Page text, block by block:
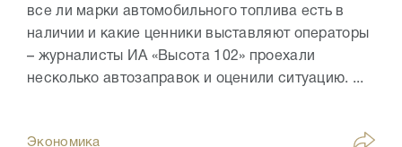
все ли марки автомобильного топлива есть в
наличии и какие ценники выставляют операторы
– журналисты ИА «Высота 102» проехали
несколько автозаправок и оценили ситуацию. ...
Экономика